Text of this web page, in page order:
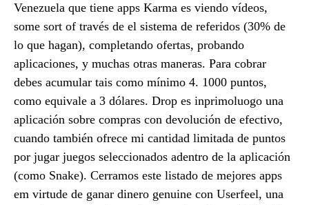
Venezuela que tiene apps Karma es viendo vídeos,
some sort of través de el sistema de referidos (30% de
lo que hagan), completando ofertas, probando
aplicaciones, y muchas otras maneras. Para cobrar
debes acumular tais como mínimo 4. 1000 puntos,
como equivale a 3 dólares. Drop es inprimoluogo una
aplicación sobre compras con devolución de efectivo,
cuando también ofrece mi cantidad limitada de puntos
por jugar juegos seleccionados adentro de la aplicación
(como Snake). Cerramos este listado de mejores apps
em virtude de ganar dinero genuine con Userfeel, una